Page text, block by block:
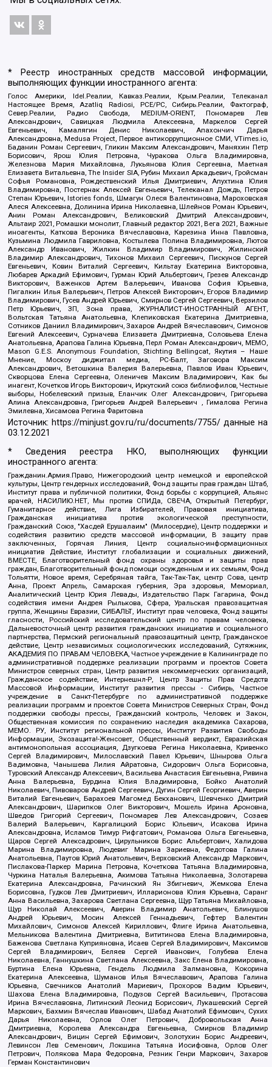
* Реестр иностранных средств массовой информации,
выполняющих функции иностранного агента:
Голос Америки, Idel.Реалии, Кавказ.Реалии, Крым.Реалии, Телеканал
Настоящее Время, Azatliq Radiosi, PCE/PC, Сибирь.Реалии, Фактограф,
Север.Реалии, Радио Свобода, MEDIUM-ORIENT, Пономарев Лев
Александрович, Савицкая Людмила Алексеевна, Маркелов Сергей
Евгеньевич, Камалягин Денис Николаевич, Апахончич Дарья
Александровна, Medusa Project, Первое антикоррупционное СМИ, VTimes.io,
Баданин Роман Сергеевич, Гликин Максим Александрович, Маняхин Петр
Борисович, Ярош Юлия Петровна, Чуракова Ольга Владимировна,
Железнова Мария Михайловна, Лукьянова Юлия Сергеевна, Маетная
Елизавета Витальевна, The Insider SIA, Рубин Михаил Аркадьевич, Гройсман
Софья Романовна, Рождественский Илья Дмитриевич, Апухтина Юлия
Владимировна, Постернак Алексей Евгеньевич, Телеканал Дождь, Петров
Степан Юрьевич, Istories fonds, Шмагун Олеся Валентиновна, Мароховская
Алеся Алексеевна, Долинина Ирина Николаевна, Шлейнов Роман Юрьевич,
Анин Роман Александрович, Великовский Дмитрий Александрович,
Альтаир 2021, Ромашки монолит, Главный редактор 2021, Вега 2021, Важные
иноагенты, Каткова Вероника Вячеславовна, Карезина Инна Павловна,
Кузьмина Людмила Гавриловна, Костылева Полина Владимировна, Лютов
Александр Иванович, Жилкин Владимир Владимирович, Жилинский
Владимир Александрович, Тихонов Михаил Сергеевич, Пискунов Сергей
Евгеньевич, Ковин Виталий Сергеевич, Кильтау Екатерина Викторовна,
Любарев Аркадий Ефимович, Гурман Юрий Альбертович, Грезев Александр
Викторович, Важенков Артем Валерьевич, Иванова София Юрьевна,
Пигалкин Илья Валерьевич, Петров Алексей Викторович, Егоров Владимир
Владимирович, Гусев Андрей Юрьевич, Смирнов Сергей Сергеевич, Верзилов
Петр Юрьевич, ЗП, Зона права, ЖУРНАЛИСТ-ИНОСТРАННЫЙ АГЕНТ,
Вольтская Татьяна Анатольевна, Клепиковская Екатерина Дмитриевна,
Сотников Даниил Владимирович, Захаров Андрей Вячеславович, Симонов
Евгений Алексеевич, Сурначева Елизавета Дмитриевна, Соловьева Елена
Анатольевна, Арапова Галина Юрьевна, Перл Роман Александрович, МЕМО,
Mason G.E.S. Anonymous Foundation, Stichting Bellingcat, Якутия – Наше
Мнение, Москоу диджитал медиа, РС-Балт, Заговора Максим
Александрович, Ветошкина Валерия Валерьевна, Павлов Иван Юрьевич,
Скворцова Елена Сергеевна, Оленичев Максим Владимирович, Как бы
инагент, Кочетков Игорь Викторович, Иркутский союз библиофилов, Честные
выборы, Нобелевский призыв, Еланчик Олег Александрович, Григорьева
Алина Александровна, Григорьев Андрей Валерьевич , Гималова Регина
Эмилевна, Хисамова Регина Фаритовна
Источник: https://minjust.gov.ru/ru/documents/7755/ данные на
03.12.2021
* Сведения реестра НКО, выполняющих функции
иностранного агента:
Гражданин.Армия.Право, Нижегородский центр немецкой и европейской
культуры, Центр гендерных исследований, Фонд защиты прав граждан Штаб,
Институт права и публичной политики, Фонд борьбы с коррупцией, Альянс
врачей, НАСИЛИЮ.НЕТ, Мы против СПИДа, СВЕЧА, Открытый Петербург,
Гуманитарное действие, Лига Избирателей, Правовая инициатива,
Гражданская инициатива против экологической преступности,
Гражданский Союз, "Хасдей Ерушалаим" (Милосердие), Центр поддержки и
содействия развитию средств массовой информации, В защиту прав
заключенных, Горячая Линия, Центр социально-информационных
инициатив Действие, Институт глобализации и социальных движений,
ВМЕСТЕ, Благотворительный фонд охраны здоровья и защиты прав
граждан, Благотворительный фонд помощи осужденным и их семьям, Фонд
Тольятти, Новое время, Серебряная тайга, Так-Так-Так, центр Сова, центр
Анна, Проект Апрель, Самарская губерния, Эра здоровья, Мемориал,
Аналитический Центр Юрия Левады, Издательство Парк Гагарина, Фонд
содействия имени Андрея Рылькова, Сфера, Уральская правозащитная
группа, Женщины Евразии, СИБАЛЬТ, Институт прав человека, Фонд защиты
гласности, Российский исследовательский центр по правам человека,
Дальневосточный центр развития гражданских инициатив и социального
партнерства, Пермский региональный правозащитный центр, Гражданское
действие, Центр независимых социологических исследований, Сутяжник,
АКАДЕМИЯ ПО ПРАВАМ ЧЕЛОВЕКА, Частное учреждение в Калининграде по
административной поддержке реализации программ и проектов Совета
Министров северных стран, Центр развития некоммерческих организаций,
Гражданское содействие, Интернешнл-Р, Центр Защиты Прав Средств
Массовой Информации, Институт развития прессы - Сибирь, Частное
учреждение в Санкт-Петербурге по административной поддержке
реализации программ и проектов Совета Министров Северных Стран, Фонд
поддержки свободы прессы, Гражданский контроль, Человек и Закон,
Общественная комиссия по сохранению наследия академика Сахарова,
МЕМО. РУ, Институт региональной прессы, Институт Развития Свободы
Информации, Экозащита!-Женсовет, Общественный вердикт, Евразийская
антимонопольная ассоциация, Дзугкоева Регина Николаевна, Кривенко
Сергей Владимирович, Милославский Павел Юрьевич, Шнырова Ольга
Вадимовна, Чанышева Лилия Айратовна, Сидорович Ольга Борисовна,
Туровский Александр Алексеевич, Васильева Анастасия Евгеньевна, Ривина
Анна Валерьевна, Бурдина Юлия Владимировна, Бойко Анатолий
Николаевич, Пивоваров Андрей Сергеевич, Дугин Сергей Георгиевич, Аверин
Виталий Евгеньевич, Барахоев Магомед Бекханович, Шевченко Дмитрий
Александрович, Шарипков Олег Викторович, Мошель Ирина Ароновна,
Шведов Григорий Сергеевич, Пономарев Лев Александрович, Созаев
Валерий Валерьевич, Каргалицкий Борис Юльевич, Исакова Ирина
Александровна, Исламов Тимур Рифгатович, Романова Ольга Евгеньевна,
Щаров Сергей Алексадрович, Цирульников Борис Альбертович, Халидова
Марина Владимировна, Людевиг Марина Зариевна, Федотова Галина
Анатольевна, Паутов Юрий Анатольевич, Верховский Александр Маркович,
Пислакова-Паркер Марина Петровна, Кочеткова Татьяна Владимировна,
Чуркина Наталья Валерьевна, Акимова Татьяна Николаевна, Золотарева
Екатерина Александровна, Рачинский Ян Збигневич, Жемкова Елена
Борисовна, Гудков Лев Дмитриевич, Илларионова Юлия Юрьевна, Саранг
Анна Васильевна, Захарова Светлана Сергеевна, Щур Татьяна Михайловна,
Щур Николай Алексеевич, Аверин Владимир Анатольевич, Блинушов
Андрей Юрьевич, Мосин Алексей Геннадьевич, Гефтер Валентин
Михайлович, Симонов Алексей Кириллович, Флиге Ирина Анатольевна,
Мельникова Валентина Дмитриевна, Вититинова Елена Владимировна,
Баженова Светлана Куприяновна, Исаев Сергей Владимирович, Максимов
Сергей Владимирович, Беляев Сергей Иванович, Голубева Елена
Николаевна, Ганнушкина Светлана Алексеевна, Закс Елена Владимировна,
Буртина Елена Юрьевна, Гендель Людмила Залмановна, Кокорина
Екатерина Алексеевна, Шуманов Илья Вячеславович, Арапова Галина
Юрьевна, Свечников Анатолий Мариевич, Прохоров Вадим Юрьевич,
Шахова Елена Владимировна, Подузов Сергей Васильевич, Протасова
Ирина Вячеславовна, Литинский Леонид Борисович, Лукашевский Сергей
Маркович, Бахмин Вячеслав Иванович, Шабад Анатолий Ефимович, Сухих
Дарья Николаевна, Орлов Олег Петрович, Добровольская Анна
Дмитриевна, Королева Александра Евгеньевна, Смирнов Владимир
Александрович, Вицин Сергей Ефимович, Золотухин Борис Андреевич,
Левинсон Лев Семенович, Локшина Татьяна Иосифовна, Орлов Олег
Петрович, Полякова Мара Федоровна, Резник Генри Маркович, Захаров
Герман Константинович